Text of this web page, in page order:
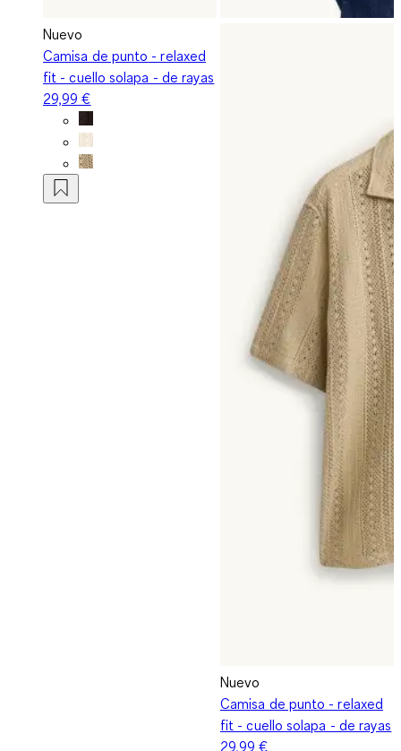
Nuevo
Camisa de punto - relaxed
fit - cuello solapa - de rayas
29,99 €
Nuevo
Camisa de punto - relaxed
fit - cuello solapa - de rayas
29,99 €